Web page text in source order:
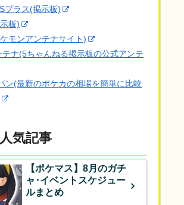
プラス(掲示板)
板)
モンアンテナサイト)
テナ(5ちゃんねる掲示板の公式アンテ
ン(最新のポケカの相場を簡単に比較
気記事
【ポケマス】8月のガチ
ャ･イベントスケジュー
ルまとめ